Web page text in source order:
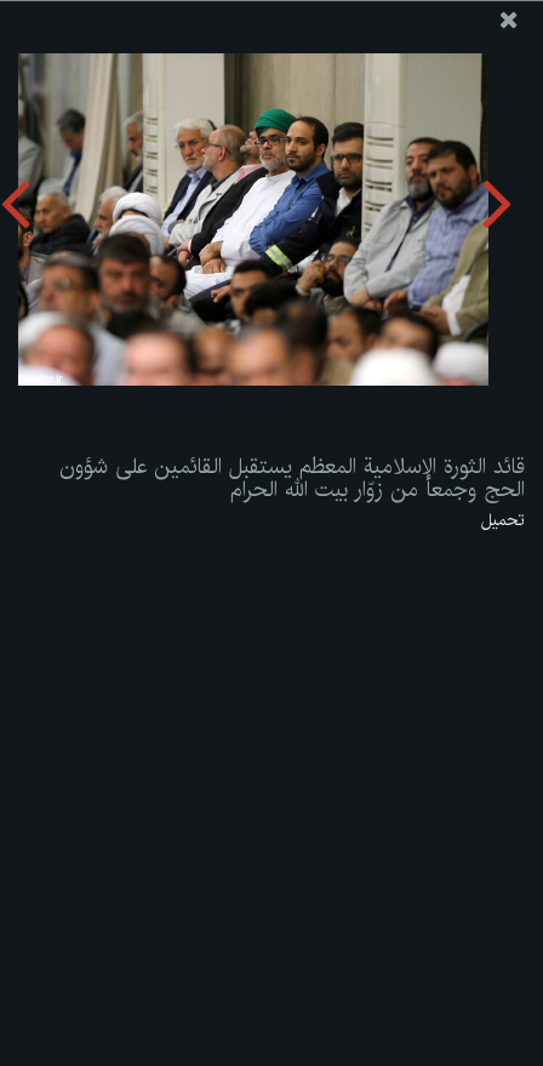
موقع مکتب سماحة القائد آية الله العظمى الخامنئي
قائد الثورة الإسلامية المعظم يستقبل القائمين على شؤون الحج
وجمعاً من زوّار بيت الله الحرام
تحميل الألبوم:zip
قائد الثورة الإسلامية المعظم يستقبل القائمين على شؤون
الحج وجمعاً من زوّار بيت الله الحرام
تحميل